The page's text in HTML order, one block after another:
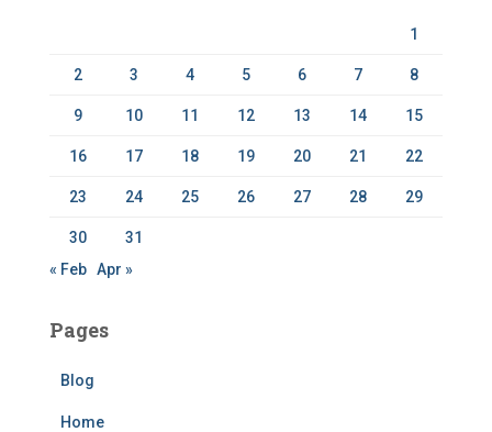
1
2 3 4 5 6 7 8
9 10 11 12 13 14 15
16 17 18 19 20 21 22
23 24 25 26 27 28 29
30
31
« Feb Apr »
Pages
Blog
Home